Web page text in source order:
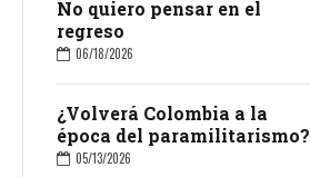
06/18/2026
No quiero pensar en el
regreso
05/13/2026
¿Volverá Colombia a la
época del paramilitarismo?